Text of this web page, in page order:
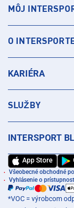
MÔJ
O
KARIÉRA
SLUŽBY
INTERSPORT
App Store
Všeobecné obchodné
Vyhlásenie o
*VOC = výrobcom